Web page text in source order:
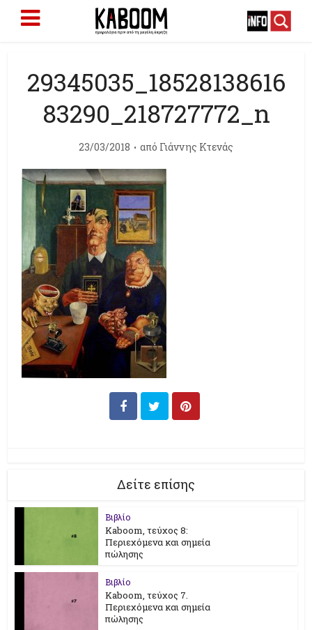
29345035_18528138616
83290_218727772_n
23/03/2018 από Γιάννης Κτενάς
Δείτε επίσης
Βιβλίο
Kaboom, τεύχος 8:
Περιεχόμενα και σημεία
πώλησης
Βιβλίο
Kaboom, τεύχος 7.
Περιεχόμενα και σημεία
πώλησης